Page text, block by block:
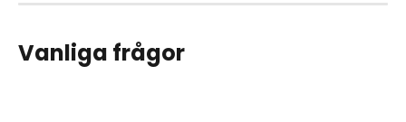
Vanliga frågor